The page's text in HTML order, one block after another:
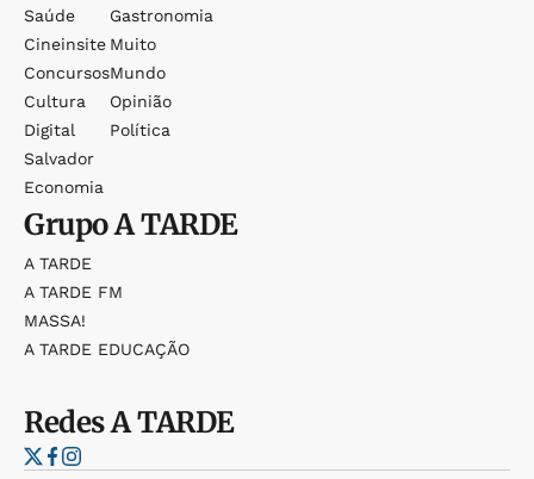
Saúde
Cineinsite
Concursos
Cultura
Digital
Salvador
Economia
Gastronomia
Muito
Mundo
Opinião
Política
GrupoA TARDE
A TARDE
A TARDE FM
MASSA!
A TARDE EDUCAÇÃO
RedesA TARDE